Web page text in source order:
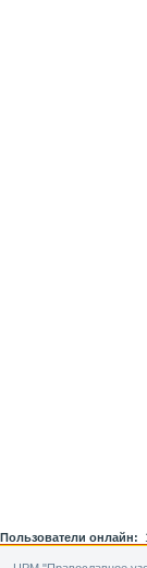
Пользователи онлайн: